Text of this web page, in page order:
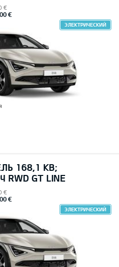
€
€
ЭЛЕКТРИЧЕСКИЙ
168,1 КВ;
GT LINE
€
€
ЭЛЕКТРИЧЕСКИЙ